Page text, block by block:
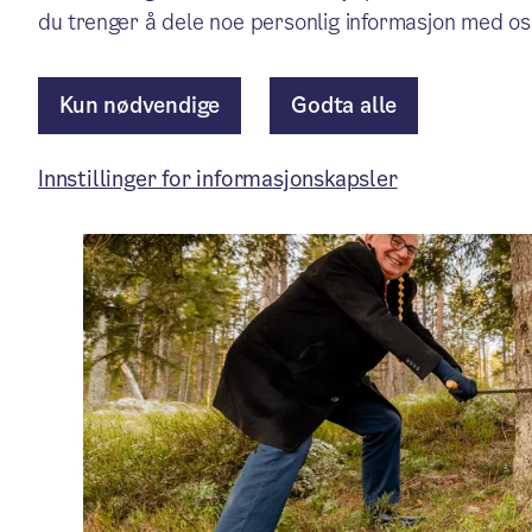
Aktuelt / Publisert: 21.11.2025
Av Bystyrets sekretariat
du trenger å dele noe personlig informasjon med
Kun nødvendige Godta alle
Innstillinger for informasjonskapsler